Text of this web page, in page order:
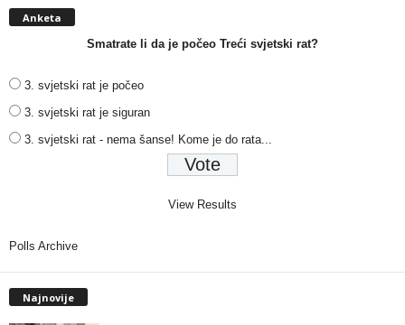
Anketa
Smatrate li da je počeo Treći svjetski rat?
3. svjetski rat je počeo
3. svjetski rat je siguran
3. svjetski rat - nema šanse! Kome je do rata...
View Results
Polls Archive
Najnovije